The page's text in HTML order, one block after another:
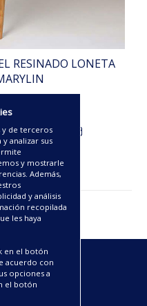
RESINADO LONETA
y de terceros
analizar sus
y mostrarle
Además,
y análisis
recopilada
les haya
en el botón
acuerdo con
opciones a
el botón